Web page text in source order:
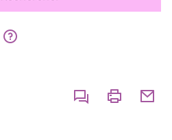
CommenterImprimer